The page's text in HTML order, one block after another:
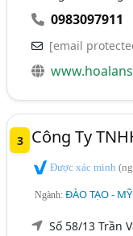
0983097911
[email
3 Công Ty
Được xác minh
Ngành:ĐÀO TẠO -
Số 58/13 Trần